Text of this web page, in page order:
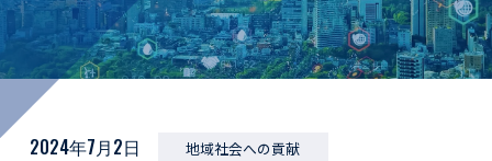
企業概要
私たちについて
お問い合わせ
よくある質問
2024年7月2日 地域社会への貢献